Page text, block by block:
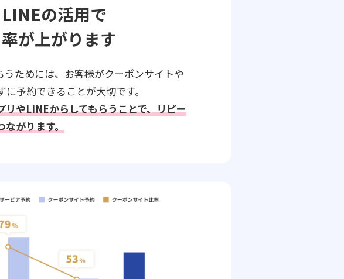
の活用で
が上がります
うためには、お客様がクーポンサイトや
予約できることが大切です。
リやLINEからしてもらうことで、リピー
がります。